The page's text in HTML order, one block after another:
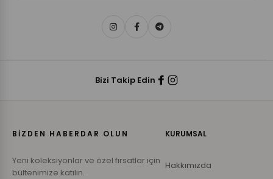
Bizi Takip Edin
BİZDEN HABERDAR OLUN
Yeni koleksiyonlar ve özel fırsatlar için
bültenimize katılın.
KURUMSAL
Hakkımızda